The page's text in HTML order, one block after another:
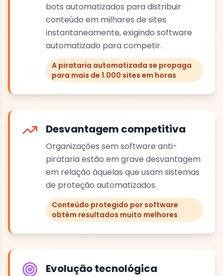
bots automatizados para distribuir
conteúdo em milhares de sites
instantaneamente, exigindo software
automatizado para competir.
A pirataria automatizada se propaga
para mais de 1.000 sites em horas
Desvantagem competitiva
Organizações sem software anti-
pirataria estão em grave desvantagem
em relação àquelas que usam sistemas
de proteção automatizados.
Conteúdo protegido por software
obtém resultados muito melhores
Evolução tecnológica